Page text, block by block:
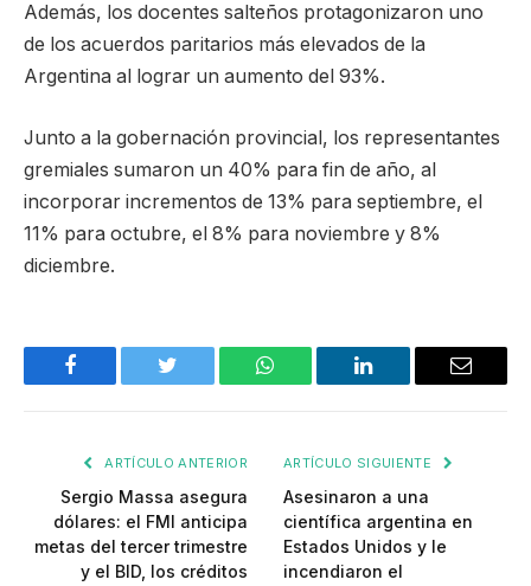
Además, los docentes salteños protagonizaron uno
de los acuerdos paritarios más elevados de la
Argentina al lograr un aumento del 93%.
Junto a la gobernación provincial, los representantes
gremiales sumaron un 40% para fin de año, al
incorporar incrementos de 13% para septiembre, el
11% para octubre, el 8% para noviembre y 8%
diciembre.
Facebook Twitter WhatsApp LinkedIn Email
ARTÍCULO ANTERIOR
Sergio Massa asegura
dólares: el FMI anticipa
metas del tercer trimestre
y el BID, los créditos
ARTÍCULO SIGUIENTE
Asesinaron a una
científica argentina en
Estados Unidos y le
incendiaron el